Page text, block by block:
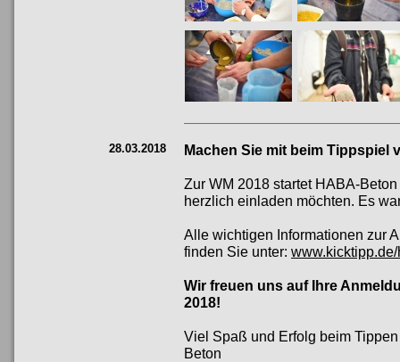
28.03.2018 Machen Sie mit beim Tippspiel
Zur WM 2018 startet HABA-
herzlich einladen möchten. Es
Alle wichtigen Informationen zur
finden Sie unter:
Wir freuen uns auf Ihre
2018!
Viel Spaß und Erfolg beim
Beton